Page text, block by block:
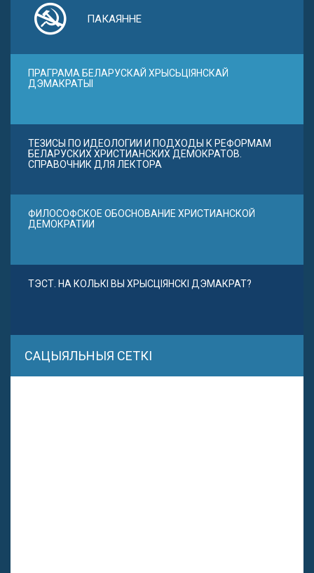
ПАКАЯННЕ
ПРАГРАМА БЕЛАРУСКАЙ ХРЫСЬЦІЯНСКАЙ
ДЭМАКРАТЫІ
ТЕЗИСЫ ПО ИДЕОЛОГИИ И ПОДХОДЫ К РЕФОРМАМ
БЕЛАРУСКИХ ХРИСТИАНСКИХ ДЕМОКРАТОВ.
СПРАВОЧНИК ДЛЯ ЛЕКТОРА
ФИЛОСОФСКОЕ ОБОСНОВАНИЕ ХРИСТИАНСКОЙ
ДЕМОКРАТИИ
ТЭСТ. НА КОЛЬКІ ВЫ ХРЫСЦІЯНСКІ ДЭМАКРАТ?
САЦЫЯЛЬНЫЯ СЕТКІ